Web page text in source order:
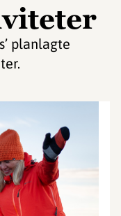
planlagte